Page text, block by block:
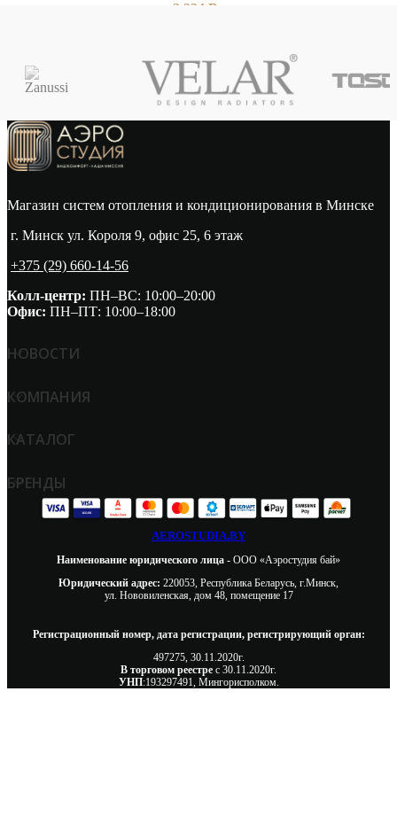
2 234 Br
Магазин систем отопления и кондиционирования в Минске
г. Минск ул. Короля 9, офис 25, 6 этаж
+375 (29) 660-14-56
Колл-центр: ПН–ВС: 10:00–20:00​
Офис: ПН–ПТ: 10:00–18:00
НОВОСТИ
КОМПАНИЯ
КАТАЛОГ
БРЕНДЫ
AEROSTUDIA.BY
Наименование юридического лица - ООО «Аэростудия бай»
Юридический адрес: 220053, Республика Беларусь, г.Минск,
ул. Нововиленская, дом 48, помещение 17
Регистрационный номер, дата регистрации, регистрирующий орган:
497275, 30.11.2020г.
В торговом реестре с 30.11.2020г.
УНП:193297491, Мингорисполком.